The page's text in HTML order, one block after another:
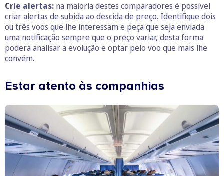
Crie alertas: na maioria destes comparadores é possível
criar alertas de subida ao descida de preço. Identifique dois
ou três voos que lhe interessam e peça que seja enviada
uma notificação sempre que o preço variar, desta forma
poderá analisar a evolução e optar pelo voo que mais lhe
convém.
Estar atento às companhias